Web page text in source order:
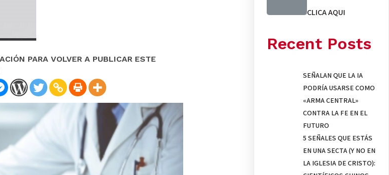
PARA VOLVER A PUBLICAR ESTE
CLICA AQUI
Recent Posts
SEÑALAN QUE LA IA
PODRÍA USARSE COMO
«ARMA CENTRAL»
CONTRA LA FE EN EL
FUTURO
5 SEÑALES QUE ESTÁS
EN UNA SECTA (Y NO EN
LA IGLESIA DE CRISTO):